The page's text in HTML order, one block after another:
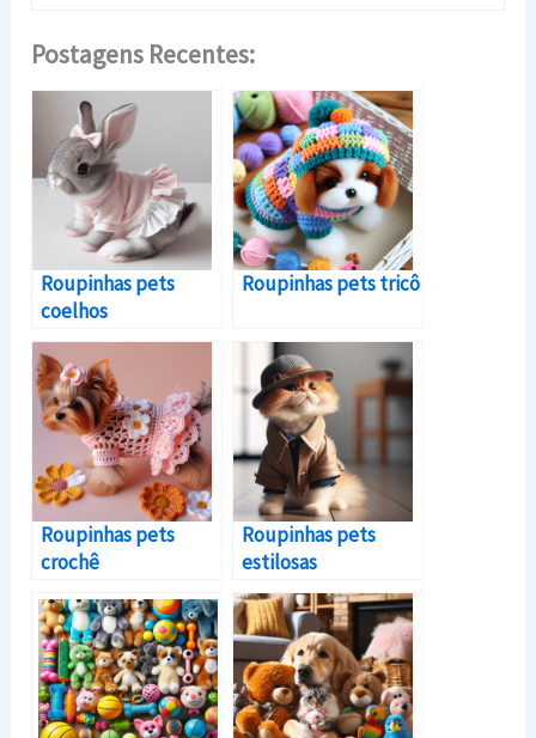
Postagens Recentes:
Roupinhas pets
coelhos
Roupinhas pets tricô
Roupinhas pets
crochê
Roupinhas pets
estilosas